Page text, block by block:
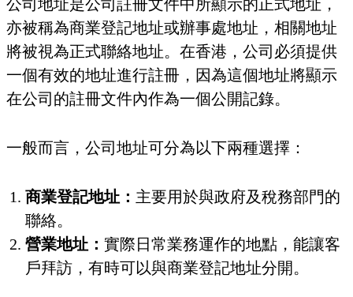
公司地址是公司註冊文件中所顯示的正式地址，
亦被稱為商業登記地址或辦事處地址，相關地址
將被視為正式聯絡地址。在香港，公司必須提供
一個有效的地址進行註冊，因為這個地址將顯示
在公司的註冊文件內作為一個公開記錄。
一般而言，公司地址可分為以下兩種選擇：
商業登記地址： 主要用於與政府及稅務部門的
聯絡。
營業地址： 實際日常業務運作的地點，能讓客
戶拜訪，有時可以與商業登記地址分開。